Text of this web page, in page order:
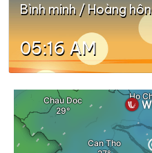
Bình minh / Hoàng hôn
05:16 AM